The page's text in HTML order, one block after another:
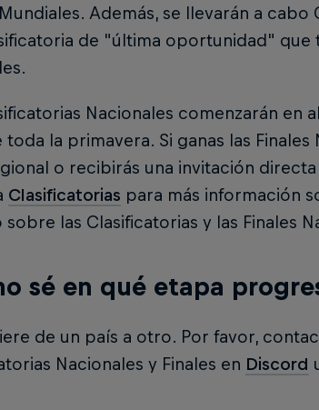
Además, se llevarán a
de "última oportunidad" que
Nacionales comenzarán en
toda la primavera. Si ganas las
o recibirás una invitación directa
Clasificatorias para más información
sobre las Clasificatorias y las Finales
sé en qué etapa
de un país a otro. Por favor,
Nacionales y Finales en Discord